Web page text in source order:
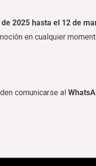
2025 hasta el 12 de
en cualquier
comunicarse al